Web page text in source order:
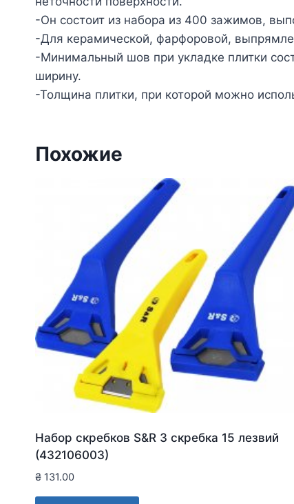
-Он состоит из набора из 400 зажимов,
-Для керамической, фарфоровой,
-Минимальный шов при укладке плитки
ширину.
-Толщина плитки, при которой можно
Похожие
Набор скребков S&R 3 скребка 15 лезвий
(432106003)
₴ 131.00